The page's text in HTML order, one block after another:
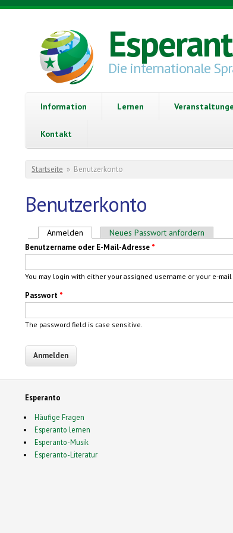
Direkt zum Inhalt
Die internationale
Information Lernen
Kontakt
Sie sind hier
Startseite » Benutzerkonto
Benutzerkonto
Haupt-Reiter
Anmelden (aktiver Reiter)
Neues Passwort anfordern
Benutzername oder E-Mail-Adresse *
You may login with either your assigned username or your e-mail
Passwort *
The password field is case sensitive.
Esperanto
Häufige Fragen
Esperanto lernen
Esperanto-Musik
Esperanto-Literatur